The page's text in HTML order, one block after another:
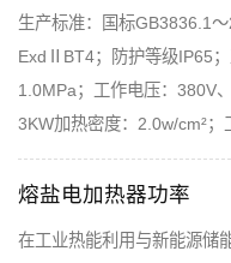
生产标准：国标GB3836.1
ExdⅡBT4；防护等级IP65；
1.0MPa；工作电压：380V
3KW加热密度：2.0w/cm²
熔盐电加热器功率
在工业热能利用与新能源储